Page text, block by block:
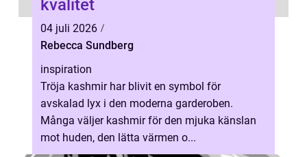
kvalitet
04 juli 2026
Rebecca Sundberg
inspiration
Tröja kashmir har blivit en symbol för
avskalad lyx i den moderna garderoben.
Många väljer kashmir för den mjuka känslan
mot huden, den lätta värmen o...